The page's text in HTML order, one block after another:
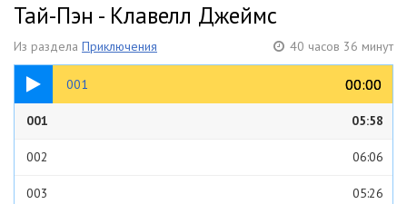
Тай-Пэн - Клавелл Джеймс
Из раздела Приключения 40 часов 36 минут
001 00:00
00:00
05:58
часть 1
001
05:58
002 06:06
003 05:26